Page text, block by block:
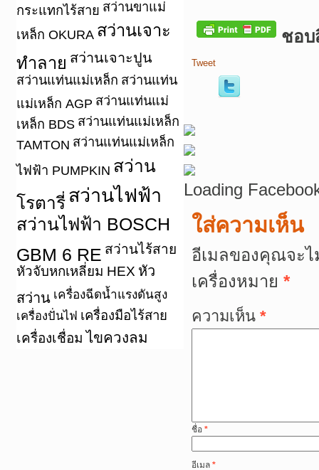
กระแทกไร้สาย สว่านขาแม่
เหล็ก OKURA สว่านเจาะ
ทำลาย สว่านเจาะปูน
สว่านแท่นแม่เหล็ก สว่านแท่น
แม่เหล็ก AGP สว่านแท่นแม่
เหล็ก BDS สว่านแท่นแม่เหล็ก
TAMTON สว่านแท่นแม่เหล็ก
ไฟฟ้า PUMPKIN สว่าน
โรตารี่ สว่านไฟฟ้า
สว่านไฟฟ้า BOSCH
GBM 6 RE สว่านไร้สาย
หัวจับหกเหลี่ยม HEX หัว
สว่าน เครื่องฉีดน้ำแรงดันสูง
เครื่องปั่นไฟ เครื่องมือไร้สาย
เครื่องเชื่อม ไขควงลม
ชอบ
Tweet
Loading
ใส่ความเห็น
อีเมลของคุณจะ
เครื่องหมาย *
ความเห็น *
ชื่อ *
อีเมล *